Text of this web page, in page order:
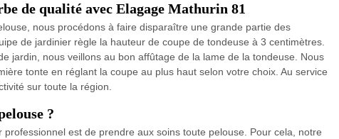
de qualité avec Elagage Mathurin 81
nous procédons à faire disparaître une grande partie des
de jardinier règle la hauteur de coupe de tondeuse à 3 centimètres.
jardin, nous veillons au bon affûtage de la lame de la tondeuse. Nous
tonte en réglant la coupe au plus haut selon votre choix. Au service
sur toute la région.
?
est de prendre aux soins toute pelouse. Pour cela, notre